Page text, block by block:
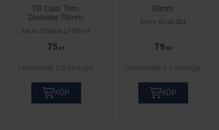
Till Ciao. Trim.
Diameter 70mm.
CIM014-17-767-04
75 KR
2-5 vardagar
KÖP
80mm.
61-26-501
79 KR
2-5 vardagar
KÖP